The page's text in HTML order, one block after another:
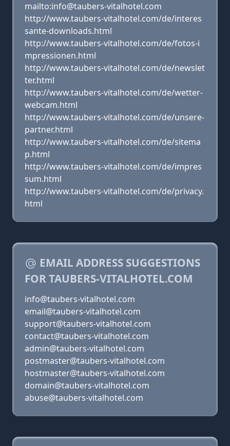
mailto:info@taubers-vitalhotel.com
http://www.taubers-vitalhotel.com/de/interes
sante-downloads.html
http://www.taubers-vitalhotel.com/de/fotos-i
mpressionen.html
http://www.taubers-vitalhotel.com/de/newslet
ter.html
http://www.taubers-vitalhotel.com/de/wetter-
webcam.html
http://www.taubers-vitalhotel.com/de/unsere-
partner.html
http://www.taubers-vitalhotel.com/de/sitema
p.html
http://www.taubers-vitalhotel.com/de/impres
sum.html
http://www.taubers-vitalhotel.com/de/privacy.
html
EMAIL ADDRESS SUGGESTIONS
FOR TAUBERS-VITALHOTEL.COM
info@taubers-vitalhotel.com
email@taubers-vitalhotel.com
support@taubers-vitalhotel.com
contact@taubers-vitalhotel.com
admin@taubers-vitalhotel.com
postmaster@taubers-vitalhotel.com
hostmaster@taubers-vitalhotel.com
domain@taubers-vitalhotel.com
abuse@taubers-vitalhotel.com